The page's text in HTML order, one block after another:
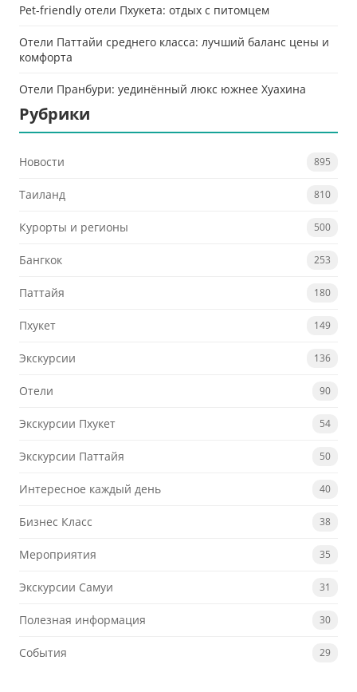
Pet-friendly отели Пхукета: отдых с питомцем
Отели Паттайи среднего класса: лучший баланс цены и
комфорта
Отели Пранбури: уединённый люкс южнее Хуахина
Рубрики
Новости 895
Таиланд 810
Курорты и регионы 500
Бангкок 253
Паттайя 180
Пхукет 149
Экскурсии 136
Отели 90
Экскурсии Пхукет 54
Экскурсии Паттайя 50
Интересное каждый день 40
Бизнес Класс 38
Мероприятия 35
Экскурсии Самуи 31
Полезная информация 30
События 29